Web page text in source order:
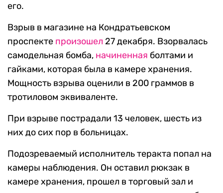
его.
Взрыв в магазине на Кондратьевском
проспекте произошел 27 декабря. Взорвалась
самодельная бомба, начиненная болтами и
гайками, которая была в камере хранения.
Мощность взрыва оценили в 200 граммов в
тротиловом эквиваленте.
При взрыве пострадали 13 человек, шесть из
них до сих пор в больницах.
Подозреваемый исполнитель теракта попал на
камеры наблюдения. Он оставил рюкзак в
камере хранения, прошел в торговый зал и